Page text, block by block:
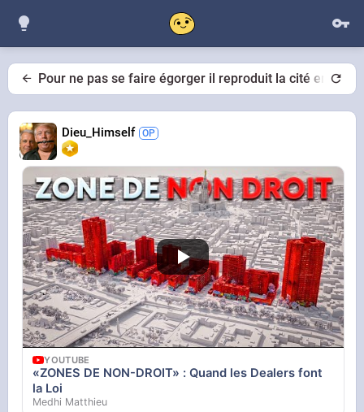
Pour ne pas se faire égorger il reproduit la cité en
Dieu_Himself
YOUTUBE
«ZONES DE NON-DROIT» : Quand les Dealers font
la Loi
Medhi Matthieu